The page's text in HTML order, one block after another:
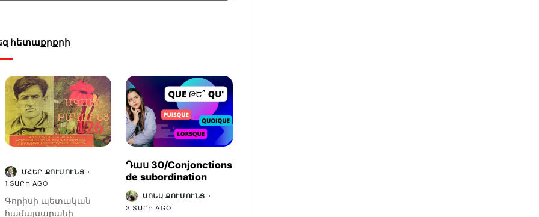
հետաքրքրի
ՄՀԵՐ ՔՈՒՄՈՒՆՑ
1 ՏԱՐԻ AGO
Գորիսի պետական
համալսարանի
Դաս 30/Conjonctions
de subordination
ՍՈՆԱ ՔՈՒՄՈՒՆՑ
3 ՏԱՐԻ AGO